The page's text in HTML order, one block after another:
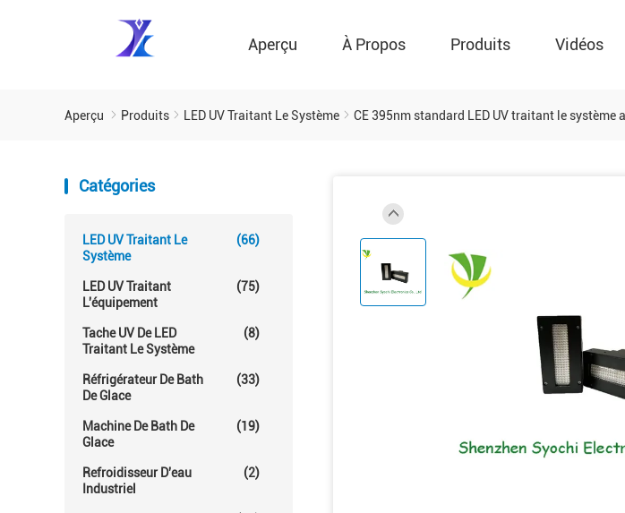
Aperçu À Propos Produits Vidéos
Aperçu Produits LED UV Traitant Le Système CE 395nm standard LED UV traitant le système
Catégories
LED UV Traitant Le
Système
(66)
LED UV Traitant
L'équipement
(75)
Tache UV De LED
Traitant Le Système
(8)
Réfrigérateur De Bath
De Glace
(33)
Machine De Bath De
Glace
(19)
Refroidisseur D'eau
Industriel
(2)